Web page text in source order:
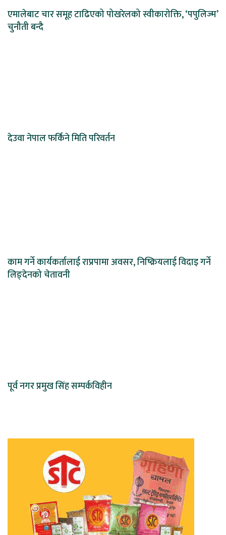
एमालेबाट चार समूह टाढिएको पोखरेलको स्वीकारोक्ति, ‘पपुलिज्म’
चुनौती बन्दै
देउवा नेपाल फर्किने मिति परिवर्तन
काम गर्ने कार्यकर्तालाई राप्रपामा अवसर, निष्क्रियलाई विदाइ गर्ने
लिङ्देनको चेतावनी
पूर्व नगर प्रमुख सिंह सम्पर्कविहीन